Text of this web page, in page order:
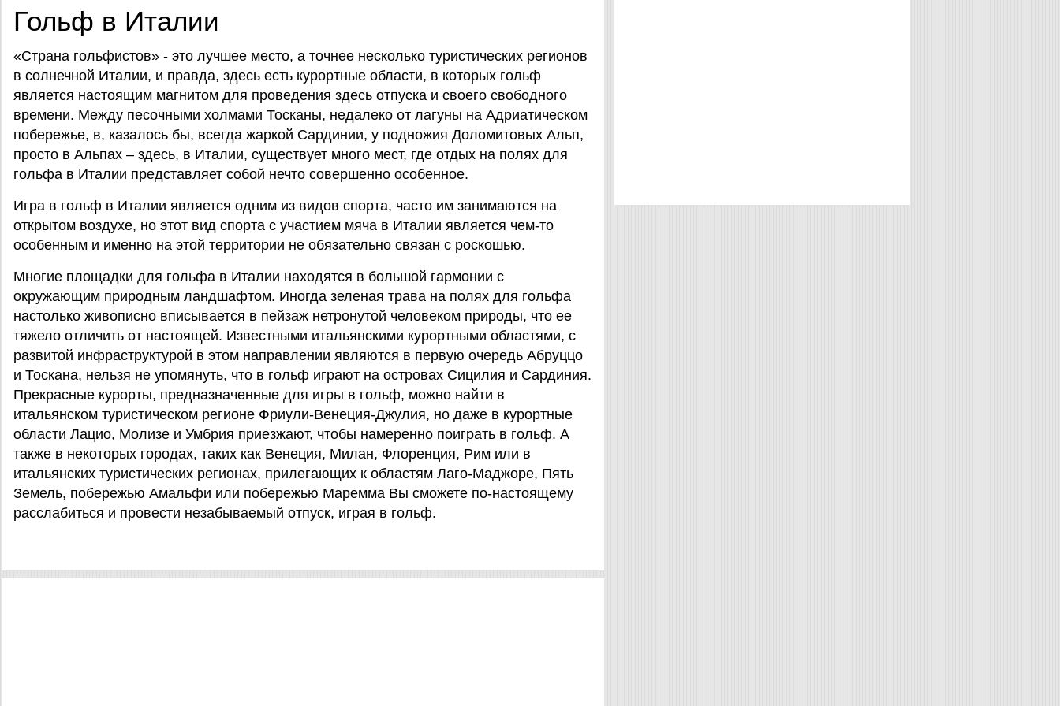
Гольф в Италии
«Страна гольфистов» - это лучшее место, а точнее несколько туристических регионов
в солнечной Италии, и правда, здесь есть курортные области, в которых гольф
является настоящим магнитом для проведения здесь отпуска и своего свободного
времени. Между песочными холмами Тосканы, недалеко от лагуны на Адриатическом
побережье, в, казалось бы, всегда жаркой Сардинии, у подножия Доломитовых Альп,
просто в Альпах – здесь, в Италии, существует много мест, где отдых на полях для
гольфа в Италии представляет собой нечто совершенно особенное.
Игра в гольф в Италии является одним из видов спорта, часто им занимаются на
открытом воздухе, но этот вид спорта с участием мяча в Италии является чем-то
особенным и именно на этой территории не обязательно связан с роскошью.
Многие площадки для гольфа в Италии находятся в большой гармонии с
окружающим природным ландшафтом. Иногда зеленая трава на полях для гольфа
настолько живописно вписывается в пейзаж нетронутой человеком природы, что ее
тяжело отличить от настоящей. Известными итальянскими курортными областями, с
развитой инфраструктурой в этом направлении являются в первую очередь Абруццо
и Тоскана, нельзя не упомянуть, что в гольф играют на островах Сицилия и Сардиния.
Прекрасные курорты, предназначенные для игры в гольф, можно найти в
итальянском туристическом регионе Фриули-Венеция-Джулия, но даже в курортные
области Лацио, Молизе и Умбрия приезжают, чтобы намеренно поиграть в гольф. А
также в некоторых городах, таких как Венеция, Милан, Флоренция, Рим или в
итальянских туристических регионах, прилегающих к областям Лаго-Маджоре, Пять
Земель, побережью Амальфи или побережью Маремма Вы сможете по-настоящему
расслабиться и провести незабываемый отпуск, играя в гольф.